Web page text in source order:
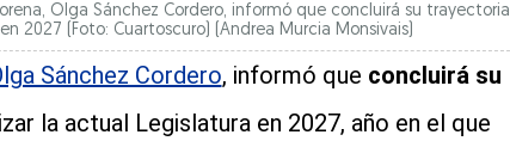
Olga Sánchez Cordero, informó que concluirá su trayectoria
2027 (Foto: Cuartoscuro) (Andrea Murcia Monsivais)
Sánchez Cordero, informó que concluirá su
la actual Legislatura en 2027, año en el que